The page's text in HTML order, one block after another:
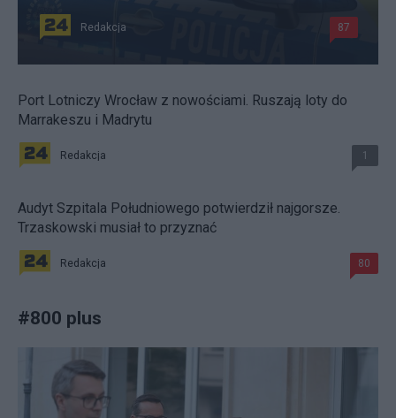
Redakcja 87
Port Lotniczy Wrocław z nowościami. Ruszają loty do
Marrakeszu i Madrytu
Redakcja 1
Audyt Szpitala Południowego potwierdził najgorsze.
Trzaskowski musiał to przyznać
Redakcja 80
#800 plus